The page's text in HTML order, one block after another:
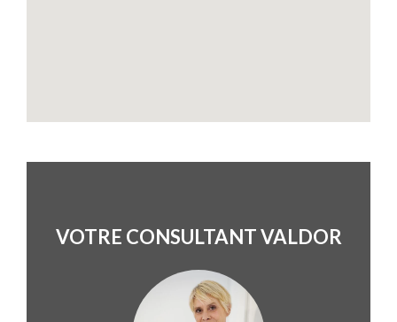
VOTRE CONSULTANT VALDOR